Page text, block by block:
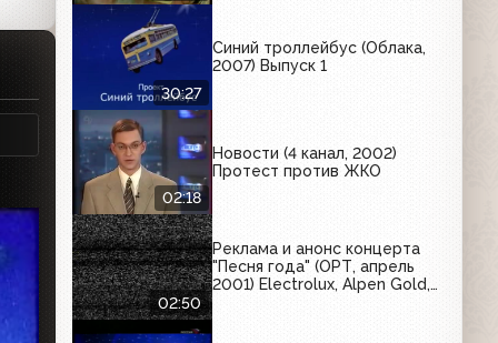
30:27
Синий троллейбус (Облака,
2007) Выпуск 1
02:18
Новости (4 канал, 2002)
Протест против ЖКО
02:50
Реклама и анонс концерта
"Песня года" (ОРТ, апрель
2001) Electrolux, Alpen Gold,